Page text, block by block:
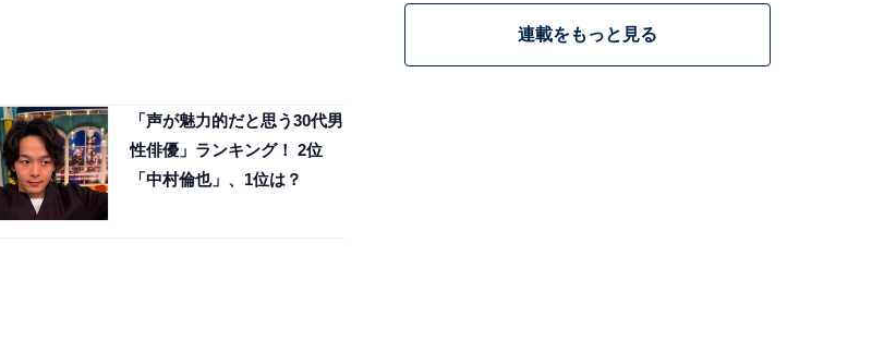
「声が魅力的だと思う30代男
性俳優」ランキング！ 2位
「中村倫也」、1位は？
連載をもっと見る